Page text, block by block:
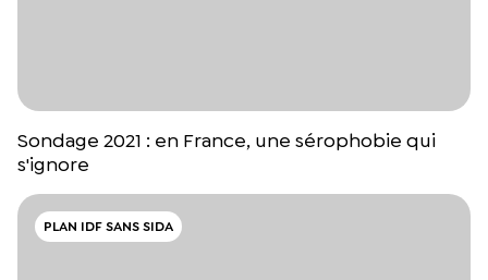
Sondage 2021 : en France, une sérophobie qui
s'ignore
PLAN IDF SANS SIDA